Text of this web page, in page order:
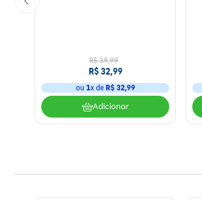
R$ 39,99
R$ 32,99
ou 1x de R$ 32,99
Adicionar